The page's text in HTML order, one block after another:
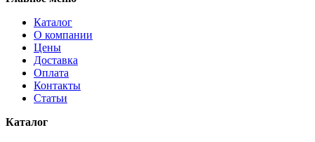
Каталог
О компании
Цены
Доставка
Оплата
Контакты
Статьи
Каталог